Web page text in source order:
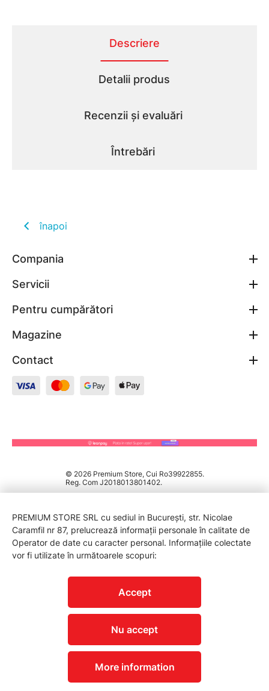
Descriere
Detalii produs
Recenzii și evaluări
Întrebări
înapoi
Compania
Servicii
Pentru cumpărători
Magazine
Contact
© 2026 Premium Store, Cui Ro39922855.
Reg. Com J2018013801402.
PREMIUM STORE SRL cu sediul in București, str. Nicolae
Caramfil nr 87, prelucrează informații personale în calitate de
Operator de date cu caracter personal. Informațiile colectate
vor fi utilizate în următoarele scopuri:
Accept
Nu accept
More information